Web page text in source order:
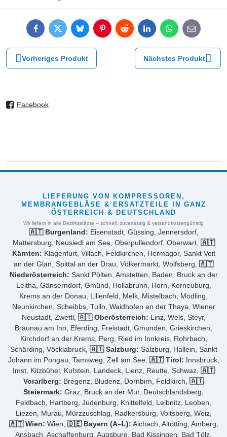
FacebookTwitterBlueskyPinterestRedditLinkedInWhatsApp
E-
mail
Vorheriges Produkt Nächstes Produkt
Facebook
LIEFERUNG VON KOMPRESSOREN,
MEMBRANGEBLÄSE & ERSATZTEILE IN GANZ
ÖSTERREICH & DEUTSCHLAND
Wir liefern in alle Bezirksstädte – schnell, zuverlässig & versandkostengünstig
🇦🇹 Burgenland: Eisenstadt, Güssing, Jennersdorf,
Mattersburg, Neusiedl am See, Oberpullendorf, Oberwart, 🇦🇹
Kärnten: Klagenfurt, Villach, Feldkirchen, Hermagor, Sankt Veit
an der Glan, Spittal an der Drau, Völkermarkt, Wolfsberg, 🇦🇹
Niederösterreich: Sankt Pölten, Amstetten, Baden, Bruck an der
Leitha, Gänserndorf, Gmünd, Hollabrunn, Horn, Korneuburg,
Krems an der Donau, Lilienfeld, Melk, Mistelbach, Mödling,
Neunkirchen, Scheibbs, Tulln, Waidhofen an der Thaya, Wiener
Neustadt, Zwettl, 🇦🇹 Oberösterreich: Linz, Wels, Steyr,
Braunau am Inn, Eferding, Freistadt, Gmunden, Grieskirchen,
Kirchdorf an der Krems, Perg, Ried im Innkreis, Rohrbach,
Schärding, Vöcklabruck, 🇦🇹 Salzburg: Salzburg, Hallein, Sankt
Johann im Pongau, Tamsweg, Zell am See, 🇦🇹 Tirol: Innsbruck,
Imst, Kitzbühel, Kufstein, Landeck, Lienz, Reutte, Schwaz, 🇦🇹
Vorarlberg: Bregenz, Bludenz, Dornbirn, Feldkirch, 🇦🇹
Steiermark: Graz, Bruck an der Mur, Deutschlandsberg,
Feldbach, Hartberg, Judenburg, Knittelfeld, Leibnitz, Leoben,
Liezen, Murau, Mürzzuschlag, Radkersburg, Voitsberg, Weiz,
🇦🇹 Wien: Wien, 🇩🇪 Bayern (A–L): Aichach, Altötting, Amberg,
Ansbach, Aschaffenburg, Augsburg, Bad Kissingen, Bad Tölz,